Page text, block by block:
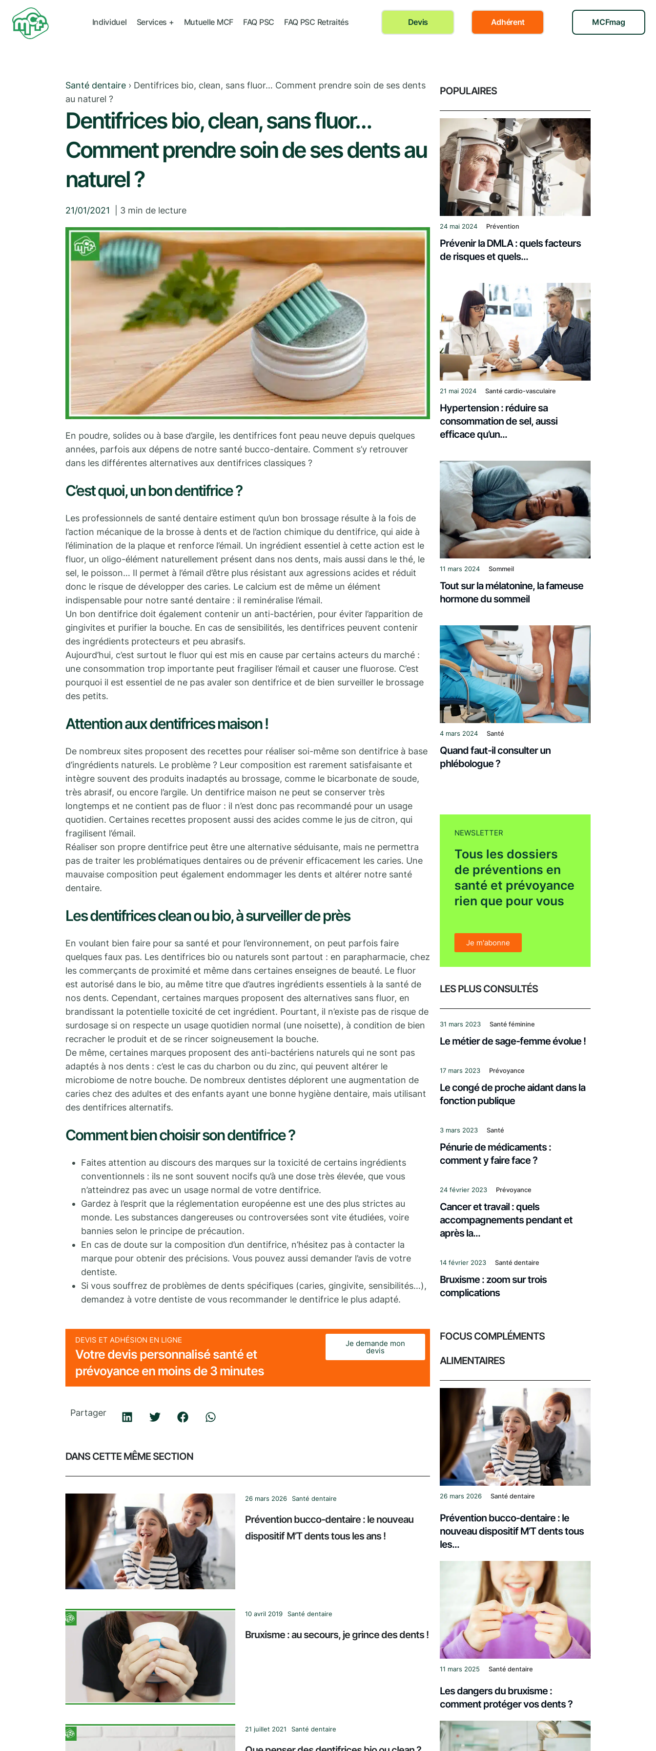
Individuel Services + Mutuelle MCF FAQ PSC FAQ PSC Retraités Devis Adhérent MCFmag
Santé dentaire › Dentifrices bio, clean, sans fluor… Comment prendre soin de ses dents
au naturel ?
Dentifrices bio, clean, sans fluor…
Comment prendre soin de ses dents au
naturel ?
21/01/2021 3 min de lecture
En poudre, solides ou à base d’argile, les dentifrices font peau neuve depuis quelques
années, parfois aux dépens de notre santé bucco-dentaire. Comment s’y retrouver
dans les différentes alternatives aux dentifrices classiques ?
C’est quoi, un bon dentifrice ?
Les professionnels de santé dentaire estiment qu’un bon brossage résulte à la fois de
l’action mécanique de la brosse à dents et de l’action chimique du dentifrice, qui aide à
l’élimination de la plaque et renforce l’émail. Un ingrédient essentiel à cette action est le
fluor, un oligo-élément naturellement présent dans nos dents, mais aussi dans le thé, le
sel, le poisson… Il permet à l’émail d’être plus résistant aux agressions acides et réduit
donc le risque de développer des caries. Le calcium est de même un élément
indispensable pour notre santé dentaire : il reminéralise l’émail.
Un bon dentifrice doit également contenir un anti-bactérien, pour éviter l’apparition de
gingivites et purifier la bouche. En cas de sensibilités, les dentifrices peuvent contenir
des ingrédients protecteurs et peu abrasifs.
Aujourd’hui, c’est surtout le fluor qui est mis en cause par certains acteurs du marché :
une consommation trop importante peut fragiliser l’émail et causer une fluorose. C’est
pourquoi il est essentiel de ne pas avaler son dentifrice et de bien surveiller le brossage
des petits.
Attention aux dentifrices maison !
De nombreux sites proposent des recettes pour réaliser soi-même son dentifrice à base
d’ingrédients naturels. Le problème ? Leur composition est rarement satisfaisante et
intègre souvent des produits inadaptés au brossage, comme le bicarbonate de soude,
très abrasif, ou encore l’argile. Un dentifrice maison ne peut se conserver très
longtemps et ne contient pas de fluor : il n’est donc pas recommandé pour un usage
quotidien. Certaines recettes proposent aussi des acides comme le jus de citron, qui
fragilisent l’émail.
Réaliser son propre dentifrice peut être une alternative séduisante, mais ne permettra
pas de traiter les problématiques dentaires ou de prévenir efficacement les caries. Une
mauvaise composition peut également endommager les dents et altérer notre santé
dentaire.
Les dentifrices clean ou bio, à surveiller de près
En voulant bien faire pour sa santé et pour l’environnement, on peut parfois faire
quelques faux pas. Les dentifrices bio ou naturels sont partout : en parapharmacie, chez
les commerçants de proximité et même dans certaines enseignes de beauté. Le fluor
est autorisé dans le bio, au même titre que d’autres ingrédients essentiels à la santé de
nos dents. Cependant, certaines marques proposent des alternatives sans fluor, en
brandissant la potentielle toxicité de cet ingrédient. Pourtant, il n’existe pas de risque de
surdosage si on respecte un usage quotidien normal (une noisette), à condition de bien
recracher le produit et de se rincer soigneusement la bouche.
De même, certaines marques proposent des anti-bactériens naturels qui ne sont pas
adaptés à nos dents : c’est le cas du charbon ou du zinc, qui peuvent altérer le
microbiome de notre bouche. De nombreux dentistes déplorent une augmentation de
caries chez des adultes et des enfants ayant une bonne hygiène dentaire, mais utilisant
des dentifrices alternatifs.
Comment bien choisir son dentifrice ?
Faites attention au discours des marques sur la toxicité de certains ingrédients
conventionnels : ils ne sont souvent nocifs qu’à une dose très élevée, que vous
n’atteindrez pas avec un usage normal de votre dentifrice.
Gardez à l’esprit que la réglementation européenne est une des plus strictes au
monde. Les substances dangereuses ou controversées sont vite étudiées, voire
bannies selon le principe de précaution.
En cas de doute sur la composition d’un dentifrice, n’hésitez pas à contacter la
marque pour obtenir des précisions. Vous pouvez aussi demander l’avis de votre
dentiste.
Si vous souffrez de problèmes de dents spécifiques (caries, gingivite, sensibilités…),
demandez à votre dentiste de vous recommander le dentifrice le plus adapté.
DEVIS ET ADHÉSION EN LIGNE
Votre devis personnalisé santé et
prévoyance en moins de 3 minutes
Je demande mon
devis
Partager
DANS CETTE MÊME SECTION
26 mars 2026 Santé dentaire
Prévention bucco-dentaire : le nouveau
dispositif M’T dents tous les ans !
10 avril 2019 Santé dentaire
Bruxisme : au secours, je grince des dents !
21 juillet 2021 Santé dentaire
POPULAIRES
24 mai 2024 Prévention
Prévenir la DMLA : quels facteurs
de risques et quels...
21 mai 2024 Santé cardio-vasculaire
Hypertension : réduire sa
consommation de sel, aussi
efficace qu’un...
11 mars 2024 Sommeil
Tout sur la mélatonine, la fameuse
hormone du sommeil
4 mars 2024 Santé
Quand faut-il consulter un
phlébologue ?
NEWSLETTER
Tous les dossiers
de préventions en
santé et prévoyance
rien que pour vous
Je m'abonne
LES PLUS CONSULTÉS
31 mars 2023 Santé féminine
Le métier de sage-femme évolue !
17 mars 2023 Prévoyance
Le congé de proche aidant dans la
fonction publique
3 mars 2023 Santé
Pénurie de médicaments :
comment y faire face ?
24 février 2023 Prévoyance
Cancer et travail : quels
accompagnements pendant et
après la...
14 février 2023 Santé dentaire
Bruxisme : zoom sur trois
complications
FOCUS COMPLÉMENTS
ALIMENTAIRES
26 mars 2026 Santé dentaire
Prévention bucco-dentaire : le
nouveau dispositif M’T dents tous
les...
11 mars 2025 Santé dentaire
Les dangers du bruxisme :
comment protéger vos dents ?